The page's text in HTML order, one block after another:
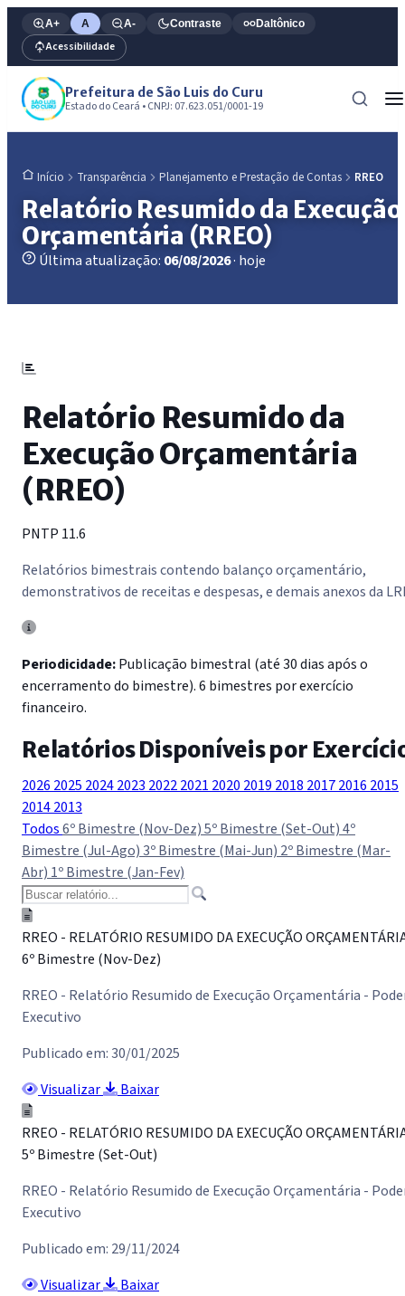
A+ A A- Contraste Daltônico
Acessibilidade
Prefeitura de São Luis do Curu
Estado do Ceará • CNPJ: 07.623.051/0001-19
Início Transparência Planejamento e Prestação de Contas RREO
Relatório Resumido da Execução
Orçamentária (RREO)
Última atualização: 06/08/2026· hoje
Relatório Resumido da
Execução Orçamentária
(RREO)
PNTP 11.6
Relatórios bimestrais contendo balanço orçamentário,
demonstrativos de receitas e despesas, e demais anexos da
Periodicidade:Publicação bimestral (até 30 dias após o
encerramento do bimestre). 6 bimestres por exercício
financeiro.
Relatórios Disponíveis por
2026 2025 20242023 20222021 2020 2019 2018 20172016 2015
20142013
Todos6º Bimestre (Nov-Dez)5º Bimestre (Set-Out)4º
Bimestre (Jul-Ago)3º Bimestre (Mai-Jun) 2º Bimestre (Mar-
Abr) 1º Bimestre (Jan-Fev)
RREO - RELATÓRIO RESUMIDO DA EXECUÇÃO
6º Bimestre (Nov-Dez)
RREO - Relatório Resumido de Execução Orçamentária -
Executivo
Publicado em: 30/01/2025
Visualizar
Baixar
RREO - RELATÓRIO RESUMIDO DA EXECUÇÃO
5º Bimestre (Set-Out)
RREO - Relatório Resumido de Execução Orçamentária -
Executivo
Publicado em: 29/11/2024
Visualizar
Baixar